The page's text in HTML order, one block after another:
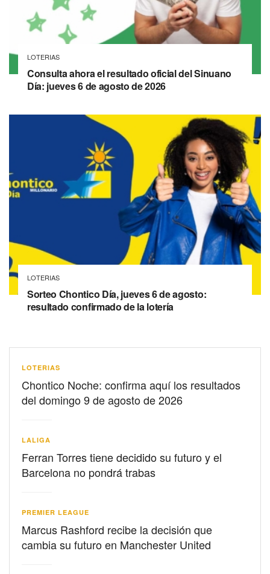
LOTERIAS
Consulta ahora el resultado oficial del Sinuano
Día: jueves 6 de agosto de 2026
LOTERIAS
Sorteo Chontico Día, jueves 6 de agosto:
resultado confirmado de la lotería
LOTERIAS
Chontico Noche: confirma aquí los resultados
del domingo 9 de agosto de 2026
LALIGA
Ferran Torres tiene decidido su futuro y el
Barcelona no pondrá trabas
PREMIER LEAGUE
Marcus Rashford recibe la decisión que
cambia su futuro en Manchester United